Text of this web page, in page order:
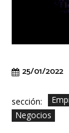
25/01/2022
sección:
Negocios